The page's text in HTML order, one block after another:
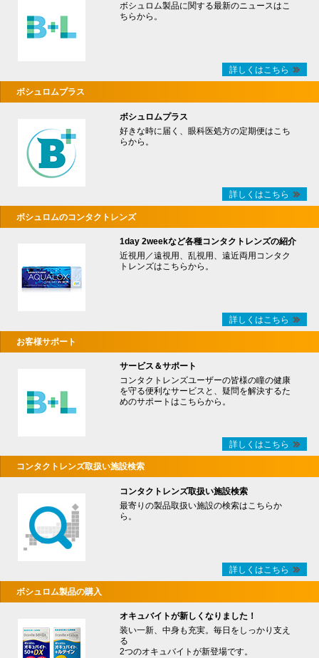
ボシュロム製品に関する最新のニュースはこ
ちらから。
詳しくはこちら
ボシュロムプラス
ボシュロムプラス
好きな時に届く、眼科医処方の定期便はこち
らから。
詳しくはこちら
ボシュロムのコンタクトレンズ
1day 2weekなど各種コンタクトレンズの紹介
近視用／遠視用、乱視用、遠近両用コンタク
トレンズはこちらから。
詳しくはこちら
お客様サポート
サービス＆サポート
コンタクトレンズユーザーの皆様の瞳の健康
を守る便利なサービスと、疑問を解決するた
めのサポートはこちらから。
詳しくはこちら
コンタクトレンズ取扱い施設検索
コンタクトレンズ取扱い施設検索
最寄りの製品取扱い施設の検索はこちらか
ら。
詳しくはこちら
ボシュロム製品の購入
オキュバイトが新しくなりました！
装い一新、中身も充実。毎日をしっかり支え
る
2つのオキュバイトが新登場です。